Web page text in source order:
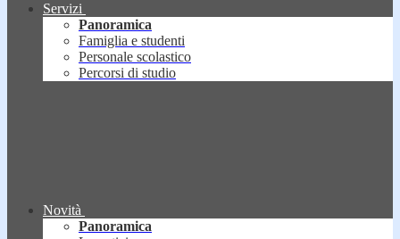
Servizi
Panoramica
Famiglia e studenti
Personale scolastico
Percorsi di studio
Novità
Panoramica